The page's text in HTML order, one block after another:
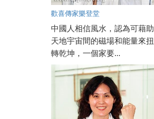
歡喜傳家樂登堂
中國人相信風水，認為可藉助
天地宇宙間的磁場和能量來扭
轉乾坤，一個家要...